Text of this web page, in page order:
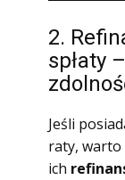
2.
spłaty
Jeśli
raty, warto
ich